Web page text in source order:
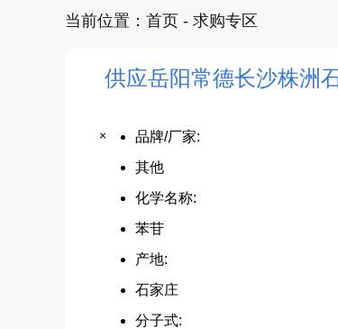
当前位置： 首页 - 求购专区
供应岳阳常德长沙株洲
品牌/厂家:
其他
化学名称:
苯苷
产地:
石家庄
分子式:
×